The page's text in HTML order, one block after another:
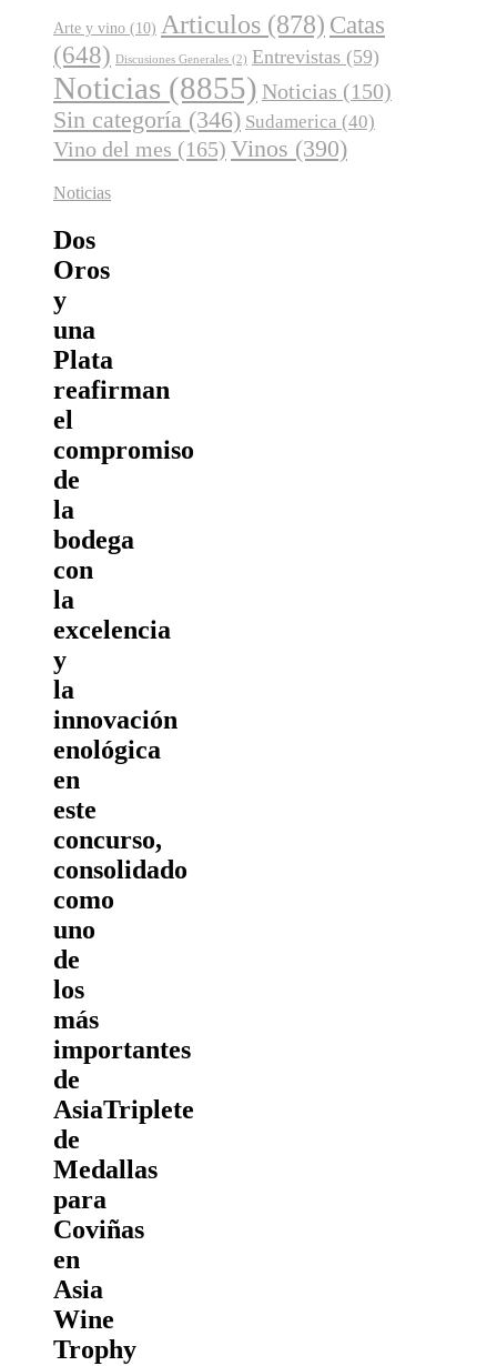
Arte y vino (10) Articulos (878) Catas
(648) Discusiones Generales (2) Entrevistas (59)
Noticias (8855) Noticias (150)
Sin categoría (346) Sudamerica (40)
Vino del mes (165) Vinos (390)
Noticias
Dos
Oros
y
una
Plata
reafirman
el
compromiso
de
la
bodega
con
la
excelencia
y
la
innovación
enológica
en
este
concurso,
consolidado
como
uno
de
los
más
importantes
de
AsiaTriplete
de
Medallas
para
Coviñas
en
Asia
Wine
Trophy